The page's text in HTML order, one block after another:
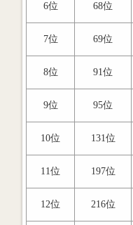
6位 68位
7位 69位
8位 91位
9位 95位
10位 131位
11位 197位
12位 216位